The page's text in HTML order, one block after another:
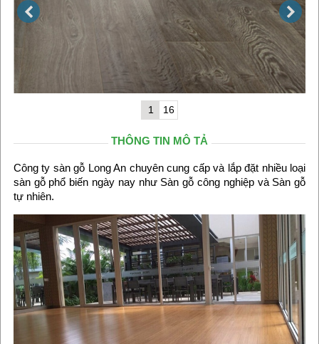
1 16
THÔNG TIN MÔ TẢ
Công ty sàn gỗ Long An chuyên cung cấp và lắp đặt nhiều loại
sàn gỗ phổ biến ngày nay như Sàn gỗ công nghiệp và Sàn gỗ
tự nhiên.